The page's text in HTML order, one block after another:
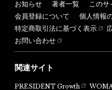
お知らせ 著者一覧
このサ
会員登録について
個人情報
特定商取引法に基づく表示
お問い合わせ
関連サイト
PRESIDENT Growth